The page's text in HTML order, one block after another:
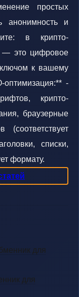
простых
анонимность и
в крипто-
— это цифровое
к вашему
оптимизация:** -
крипто-
браузерные
списки,
формату.
для
для